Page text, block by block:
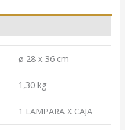
ø 28 x 36 cm
1,30 kg
1 LAMPARA X CAJA